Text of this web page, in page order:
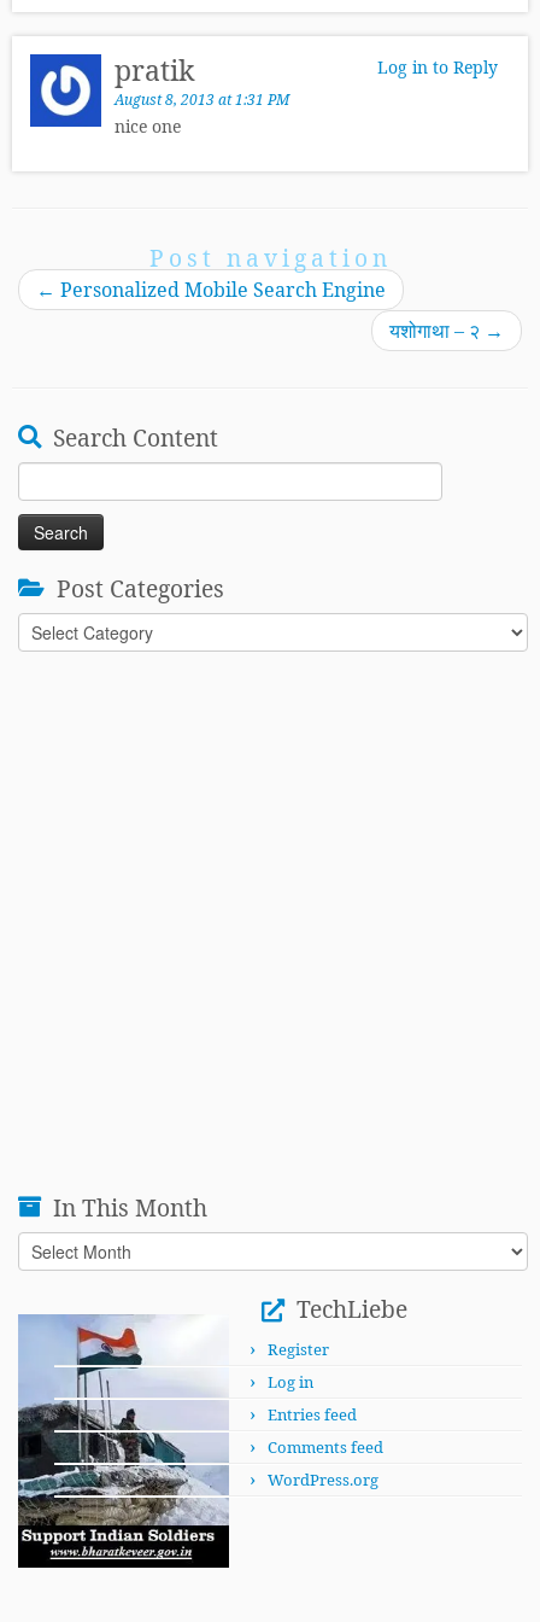
Log in to Reply
pratik
August 8, 2013 at 1:31 PM
nice one
Post navigation
← Personalized Mobile Search Engine
यशोगाथा – २ →
Search Content
for:
Post Categories
Post
Categories
In This Month
In
This
TechLiebe
Register
Log in
Entries feed
Comments feed
WordPress.org